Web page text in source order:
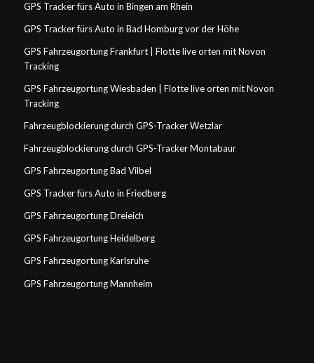
GPS Tracker fürs Auto in Bingen am Rhein
GPS Tracker fürs Auto in Bad Homburg vor der Höhe
GPS Fahrzeugortung Frankfurt | Flotte live orten mit Novon
Tracking
GPS Fahrzeugortung Wiesbaden | Flotte live orten mit Novon
Tracking
Fahrzeugblockierung durch GPS-Tracker Wetzlar
Fahrzeugblockierung durch GPS-Tracker Montabaur
GPS Fahrzeugortung Bad Vilbel
GPS Tracker fürs Auto in Friedberg
GPS Fahrzeugortung Dreieich
GPS Fahrzeugortung Heidelberg
GPS Fahrzeugortung Karlsruhe
GPS Fahrzeugortung Mannheim